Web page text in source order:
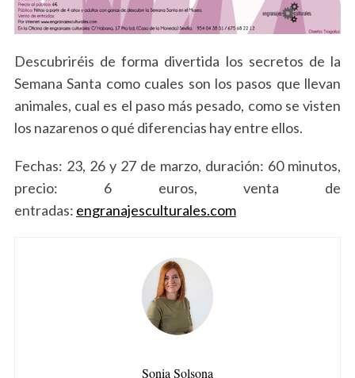
Descubriréis de forma divertida los secretos de la
Semana Santa como cuales son los pasos que llevan
animales, cual es el paso más pesado, como se visten
los nazarenos o qué diferencias hay entre ellos.
Fechas: 23, 26 y 27 de marzo, duración: 60 minutos,
precio: 6 euros, venta de
entradas: engranajesculturales.com
Sonia Solsona